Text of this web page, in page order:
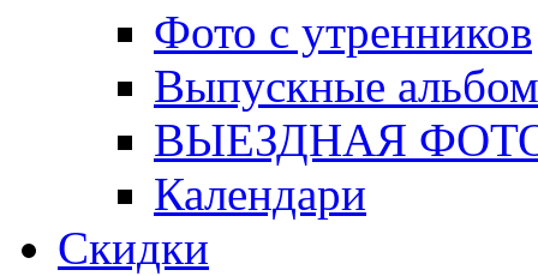
Фото с утренников
Выпускные
ВЫЕЗДНАЯ
Календари
Скидки